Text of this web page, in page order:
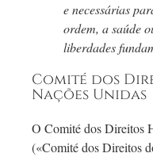
e necessárias
ordem, a saúde
liberdades
Comité dos
Nações Unidas
O Comité dos Direitos
(«Comité dos Direitos